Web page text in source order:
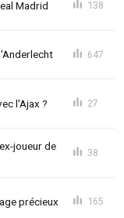
Madrid 138
647
l'Ajax ? 27
joueur de
38
précieux 165